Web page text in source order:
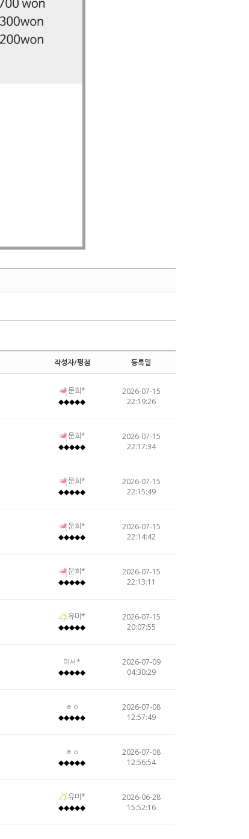
작성자/평점 등록일
문희*
◆◆◆◆◆
2026-07-15
22:19:26
문희*
◆◆◆◆◆
2026-07-15
22:17:34
문희*
◆◆◆◆◆
2026-07-15
22:15:49
문희*
◆◆◆◆◆
2026-07-15
22:14:42
문희*
◆◆◆◆◆
2026-07-15
22:13:11
유미*
◆◆◆◆◆
2026-07-15
20:07:55
이서*
◆◆◆◆◆
2026-07-09
04:30:29
ㅎㅇ
◆◆◆◆◆
2026-07-08
12:57:49
ㅎㅇ
◆◆◆◆◆
2026-07-08
12:56:54
유미*
◆◆◆◆◆
2026-06-28
15:52:16